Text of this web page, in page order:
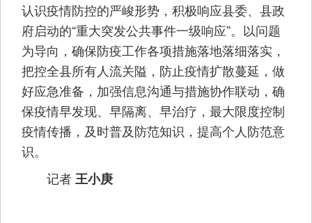
认识疫情防控的严峻形势，积极响应县委、县政
府启动的“重大突发公共事件一级响应”。以问题
为导向，确保防疫工作各项措施落地落细落实，
把控全县所有人流关隘，防止疫情扩散蔓延，做
好应急准备，加强信息沟通与措施协作联动，确
保疫情早发现、早隔离、早治疗，最大限度控制
疫情传播，及时普及防范知识，提高个人防范意
识。
记者王小庚